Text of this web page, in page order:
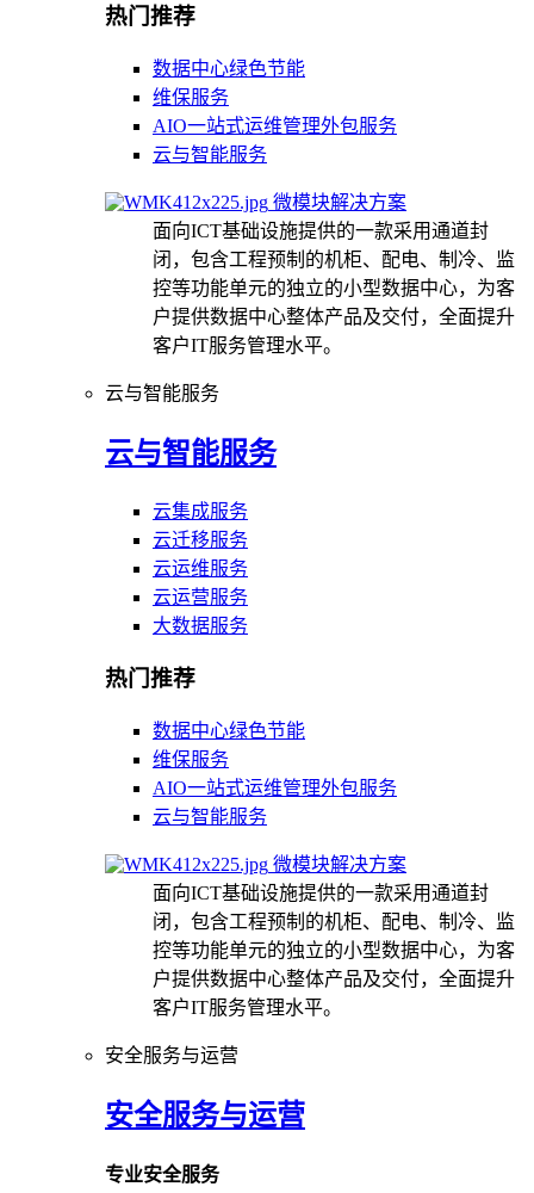
热门推荐
数据中心绿色节能
维保服务
AIO一站式运维管理外包服务
云与智能服务
微模块解决方案
面向ICT基础设施提供的一款采用通道封
闭，包含工程预制的机柜、配电、制冷、监
控等功能单元的独立的小型数据中心，为客
户提供数据中心整体产品及交付，全面提升
客户IT服务管理水平。
云与智能服务
云与智能服务
云集成服务
云迁移服务
云运维服务
云运营服务
大数据服务
热门推荐
数据中心绿色节能
维保服务
AIO一站式运维管理外包服务
云与智能服务
微模块解决方案
面向ICT基础设施提供的一款采用通道封
闭，包含工程预制的机柜、配电、制冷、监
控等功能单元的独立的小型数据中心，为客
户提供数据中心整体产品及交付，全面提升
客户IT服务管理水平。
安全服务与运营
安全服务与运营
专业安全服务